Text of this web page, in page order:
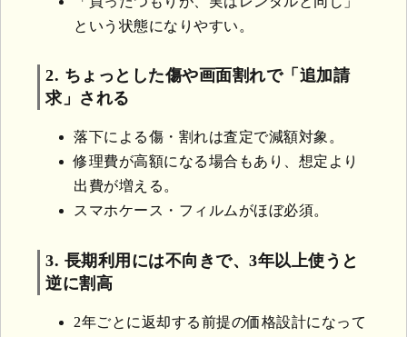
という状態になりやすい。
2. ちょっとした傷や画面割れで「追加請
求」される
落下による傷・割れは査定で減額対象。
修理費が高額になる場合もあり、想定より
出費が増える。
スマホケース・フィルムがほぼ必須。
3. 長期利用には不向きで、3年以上使うと
逆に割高
2年ごとに返却する前提の価格設計になって